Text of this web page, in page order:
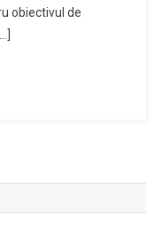
obiectivul de